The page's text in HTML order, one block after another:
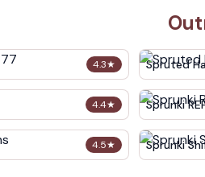
4.3★ Spruted
4.4★ Sprunki
4.5★ Sprunki